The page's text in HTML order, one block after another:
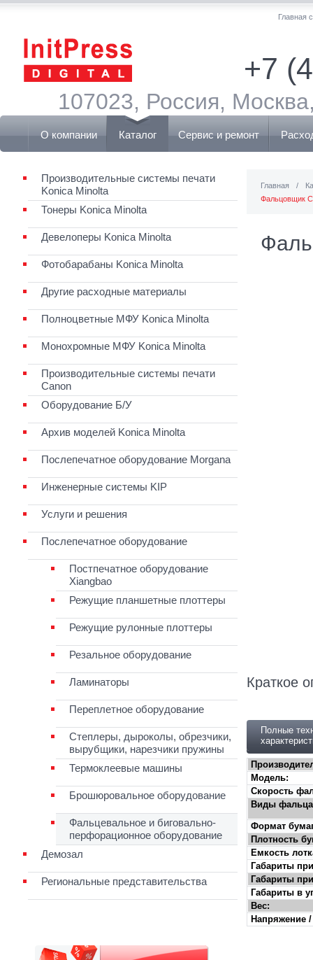
Главная
+7
107023, Россия,
О компании Каталог Сервис и ремонт
Главная /
Фальцовщик
Краткое
Полные
Модель:
Скорость
Виды
Формат
Плотность
Емкость
Габариты
Габариты
Габариты в
Вес:
Напряжение /
Производительные системы печати
Konica Minolta
Тонеры Konica Minolta
Девелоперы Konica Minolta
Фотобарабаны Konica Minolta
Другие расходные материалы
Полноцветные МФУ Konica Minolta
Монохромные МФУ Konica Minolta
Производительные системы печати
Canon
Оборудование Б/У
Архив моделей Konica Minolta
Послепечатное оборудование Morgana
Инженерные системы KIP
Услуги и решения
Послепечатное оборудование
Постпечатное оборудование
Xiangbao
Режущие планшетные плоттеры
Режущие рулонные плоттеры
Резальное оборудование
Ламинаторы
Переплетное оборудование
Степлеры, дыроколы, обрезчики,
вырубщики, нарезчики пружины
Термоклеевые машины
Брошюровальное оборудование
Фальцевальное и биговально-
перфорационное оборудование
Демозал
Региональные представительства